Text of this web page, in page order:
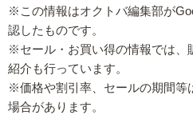
※この情報はオクトバ編集部が
認したものです。
※セール・お買い得の情報では、
紹介も行っています。
※価格や割引率、セールの期間等
場合があります。